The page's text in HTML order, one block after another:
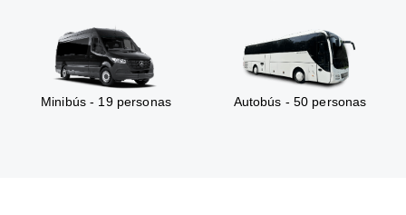
Minibús - 19 personas Autobús - 50 personas